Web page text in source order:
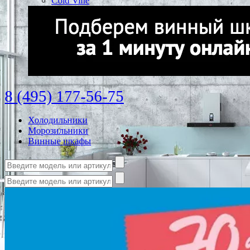
8 (495) 177-56-75
Холодильники
Морозильники
Винные шкафы